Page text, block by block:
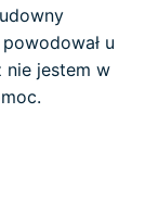
u
nie jestem w